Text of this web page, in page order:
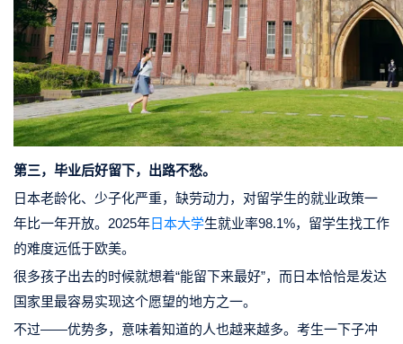
第三，毕业后好留下，出路不愁。
日本老龄化、少子化严重，缺劳动力，对留学生的就业政策一
年比一年开放。2025年日本大学生就业率98.1%，留学生找工作
的难度远低于欧美。
很多孩子出去的时候就想着“能留下来最好”，而日本恰恰是发达
国家里最容易实现这个愿望的地方之一。
不过——优势多，意味着知道的人也越来越多。考生一下子冲